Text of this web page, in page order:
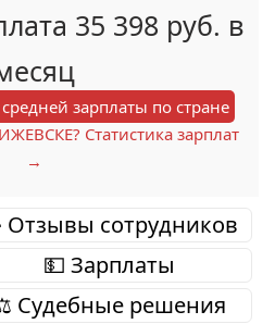
35 398 руб. в
зарплаты по стране
Статистика зарплат
→
Отзывы сотрудников
💵 Зарплаты
Судебные решения